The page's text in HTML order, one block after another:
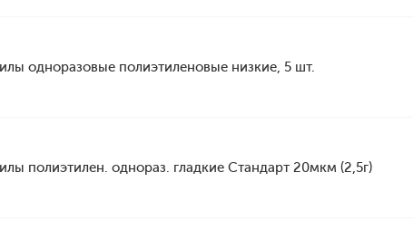
одноразовые полиэтиленовые низкие, 5 шт.
полиэтилен. однораз. гладкие Стандарт 20мкм (2,5г)